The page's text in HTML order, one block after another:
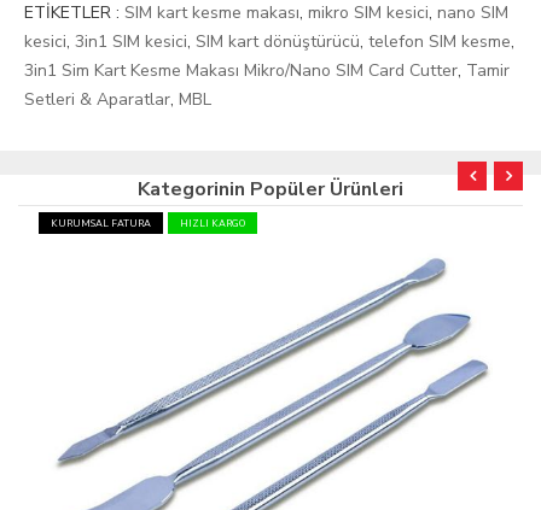
ETİKETLER : SIM kart kesme makası, mikro SIM kesici, nano SIM
kesici, 3in1 SIM kesici, SIM kart dönüştürücü, telefon SIM kesme,
3in1 Sim Kart Kesme Makası Mikro/Nano SIM Card Cutter, Tamir
Setleri & Aparatlar, MBL
Kategorinin Popüler Ürünleri
KURUMSAL FATURA HIZLI KARGO